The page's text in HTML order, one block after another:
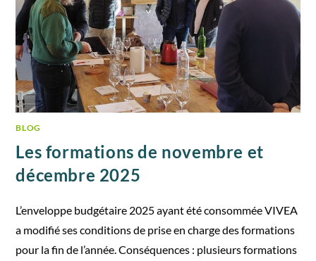
BLOG
Les formations de novembre et
décembre 2025
L’enveloppe budgétaire 2025 ayant été consommée VIVEA
a modifié ses conditions de prise en charge des formations
pour la fin de l’année. Conséquences : plusieurs formations